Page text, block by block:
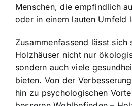
Menschen, die empfindlich
oder in einem lauten Umfeld
Zusammenfassend lässt sich
Holzhäuser nicht nur
sondern auch viele
bieten. Von der
hin zu psychologischen